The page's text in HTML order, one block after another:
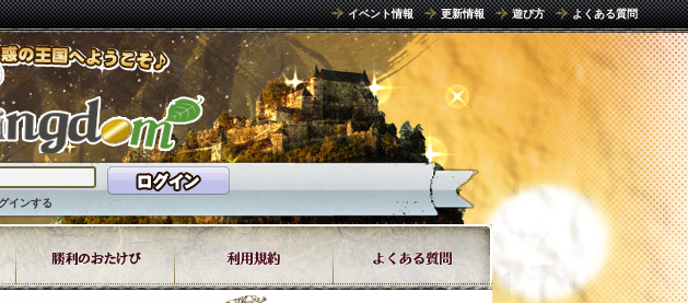
イベント情報 更新情報 遊び方 よくある質問
インする